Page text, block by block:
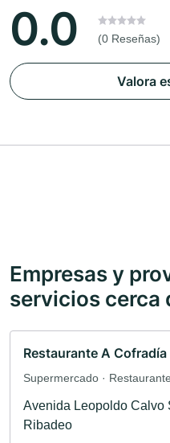
0.0 (0 Reseñas)
Valora
Empresas y
servicios cerca
Restaurante A Cofradía
Supermercado · Restaurante
Avenida Leopoldo Calvo
Ribadeo